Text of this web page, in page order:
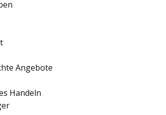
Angebote
Handeln